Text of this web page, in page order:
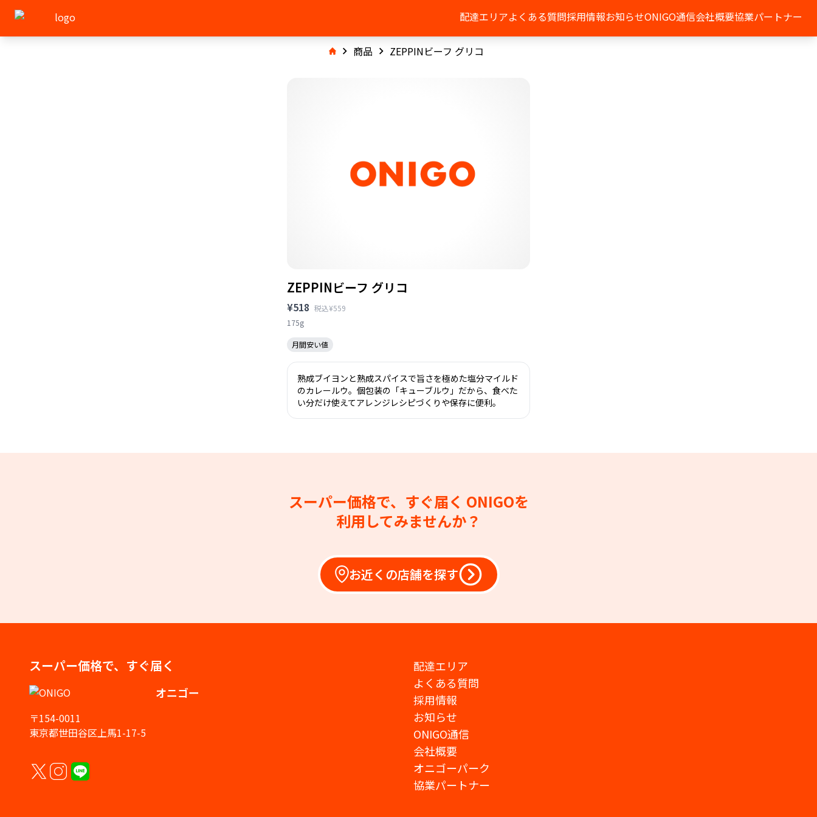
配達エリアよくある質問採用情報お知らせONIGO通信会社概要協業パートナー
商品 ZEPPINビーフ グリコ
ZEPPINビーフ グリコ
¥518 税込¥559
175g
月間安い値
熟成ブイヨンと熟成スパイスで旨さを極めた塩分マイルド
のカレールウ。個包装の「キューブルウ」だから、食べた
い分だけ使えてアレンジレシピづくりや保存に便利。
スーパー価格で、すぐ届く ONIGOを
利用してみませんか？
お近くの店舗を探す
スーパー価格で、すぐ届く
オニゴー
〒154-0011
東京都世田谷区上馬1-17-5
配達エリア
よくある質問
採用情報
お知らせ
ONIGO通信
会社概要
オニゴーパーク
協業パートナー